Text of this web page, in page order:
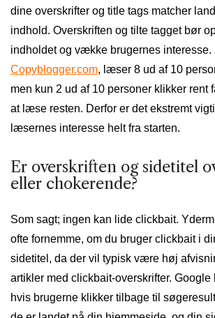
dine overskrifter og title tags matcher
indhold. Overskriften og tilte tagget bør
indholdet og vække brugernes interesse.
Copyblogger.com, læser 8 ud af 10
men kun 2 ud af 10 personer klikker rent
at læse resten. Derfor er det ekstremt
læsernes interesse helt fra starten.
Er overskriften og sidetitel
eller chokerende?
Som sagt; ingen kan lide clickbait.
ofte fornemme, om du bruger clickbait i
sidetitel, da der vil typisk være høj
artikler med clickbait-overskrifter. Google
hvis brugerne klikker tilbage til